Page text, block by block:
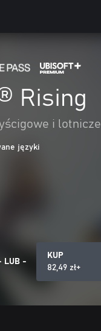
Rising
i lotnicze
języki
LUB -
KUP
82,49 zł+